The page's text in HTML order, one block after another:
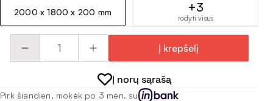
2000 x 1800 x 200 mm +3
rodyti visus
Į krepšelį
Į norų sąrašą
Pirk šiandien, mokėk po 3 mėn. su